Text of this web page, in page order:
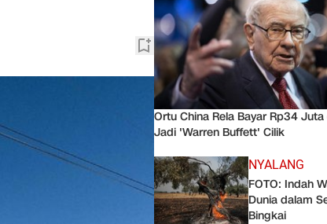
Ortu China Rela Bayar Rp34
Jadi 'Warren Buffett' Cilik
NYALANG
FOTO: Indah
Dunia dalam
Bingkai